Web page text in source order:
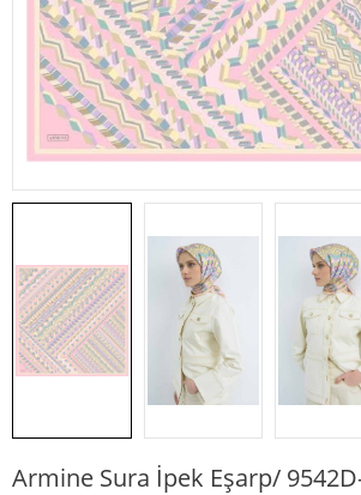
Armine Sura İpek Eşarp/